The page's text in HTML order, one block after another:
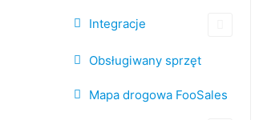
Integracje
Obsługiwany sprzęt
Mapa drogowa FooSales